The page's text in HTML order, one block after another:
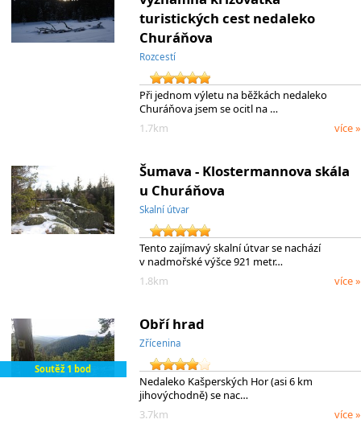
turistických cest nedaleko
Churáňova
Rozcestí
Při jednom výletu na běžkách nedaleko
Churáňova jsem se ocitl na …
1.7km
více »
Šumava - Klostermannova skála
u Churáňova
Skalní útvar
Tento zajímavý skalní útvar se nachází
v nadmořské výšce 921 metr…
1.8km
více »
Soutěž 1 bod
Obří hrad
Zřícenina
Nedaleko Kašperských Hor (asi 6 km
jihovýchodně) se nac…
3.7km
více »